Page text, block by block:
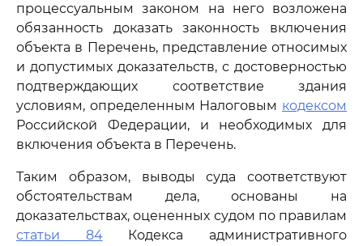
процессуальным законом на него возложена
обязанность доказать законность включения
объекта в Перечень, представление относимых
и допустимых доказательств, с достоверностью
подтверждающих соответствие здания
условиям, определенным Налоговым кодексом
Российской Федерации, и необходимых для
включения объекта в Перечень.
Таким образом, выводы суда соответствуют
обстоятельствам дела, основаны на
доказательствах, оцененных судом по правилам
статьи 84Кодекса административного